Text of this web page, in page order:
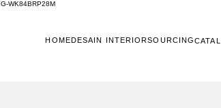
G-WK84BRP28M
HOMEDESAIN INTERIORSOURCING